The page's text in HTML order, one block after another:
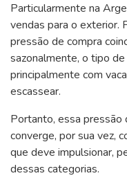
Particularmente na
vendas para o exterior.
pressão de compra
sazonalmente, o tipo
principalmente com
escassear.
Portanto, essa pressão
converge, por sua vez,
que deve impulsionar,
dessas categorias.